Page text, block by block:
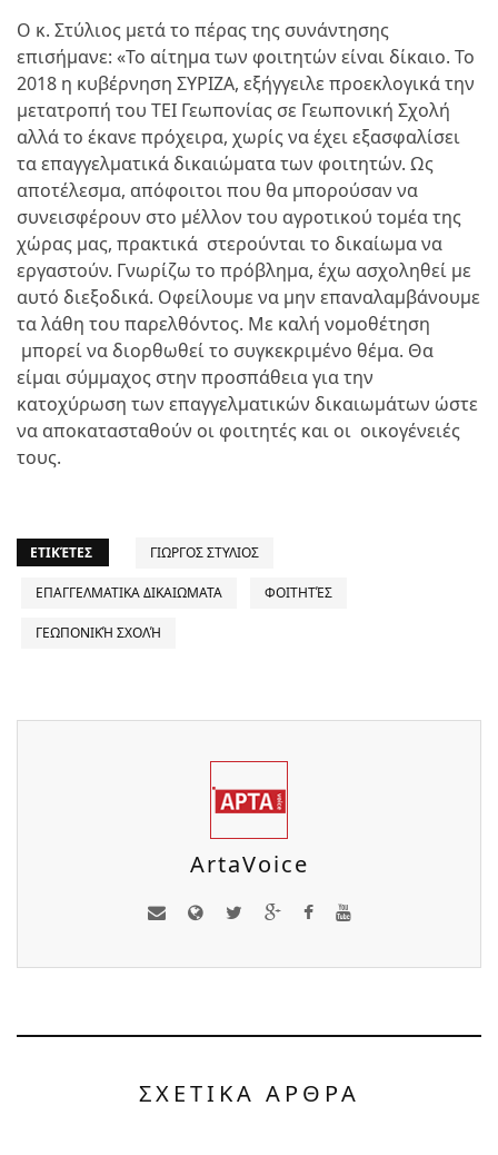
Ο κ. Στύλιος μετά το πέρας της συνάντησης
επισήμανε: «Το αίτημα των φοιτητών είναι δίκαιο. Το
2018 η κυβέρνηση ΣΥΡΙΖΑ, εξήγγειλε προεκλογικά την
μετατροπή του ΤΕΙ Γεωπονίας σε Γεωπονική Σχολή
αλλά το έκανε πρόχειρα, χωρίς να έχει εξασφαλίσει
τα επαγγελματικά δικαιώματα των φοιτητών. Ως
αποτέλεσμα, απόφοιτοι που θα μπορούσαν να
συνεισφέρουν στο μέλλον του αγροτικού τομέα της
χώρας μας, πρακτικά στερούνται το δικαίωμα να
εργαστούν. Γνωρίζω το πρόβλημα, έχω ασχοληθεί με
αυτό διεξοδικά. Οφείλουμε να μην επαναλαμβάνουμε
τα λάθη του παρελθόντος. Με καλή νομοθέτηση
μπορεί να διορθωθεί το συγκεκριμένο θέμα. Θα
είμαι σύμμαχος στην προσπάθεια για την
κατοχύρωση των επαγγελματικών δικαιωμάτων ώστε
να αποκατασταθούν οι φοιτητές και οι οικογένειές
τους.
ΕΤΙΚΈΤΕΣ ΓΙΩΡΓΟΣ ΣΤΥΛΙΟΣ
ΕΠΑΓΓΕΛΜΑΤΙΚΑ ΔΙΚΑΙΩΜΑΤΑ ΦΟΙΤΗΤΈΣ
ΓΕΩΠΟΝΙΚΉ ΣΧΟΛΉ
ArtaVoice
ΣΧΕΤΙΚΑ ΑΡΘΡΑ